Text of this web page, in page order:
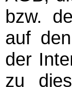
bzw.
auf
der
zu